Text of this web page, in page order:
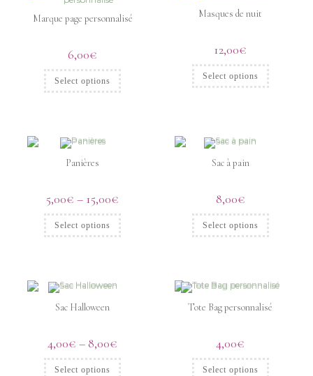
Marque page personnalisé
6,00€
Select options
Masques de nuit
12,00€
Select options
Panières
5,00€ – 15,00€
Select options
Sac à pain
8,00€
Select options
Sac Halloween
4,00€ – 8,00€
Select options
Tote Bag personnalisé
4,00€
Select options